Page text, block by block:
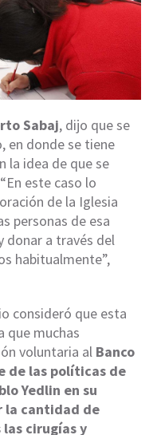
Sabaj, dijo que se
en donde se tiene
la idea de que se
este caso lo
de la Iglesia
personas de esa
donar a través del
habitualmente”,
consideró que esta
que muchas
voluntaria al Banco
de las políticas de
Yedlin en su
la cantidad de
cirugías y